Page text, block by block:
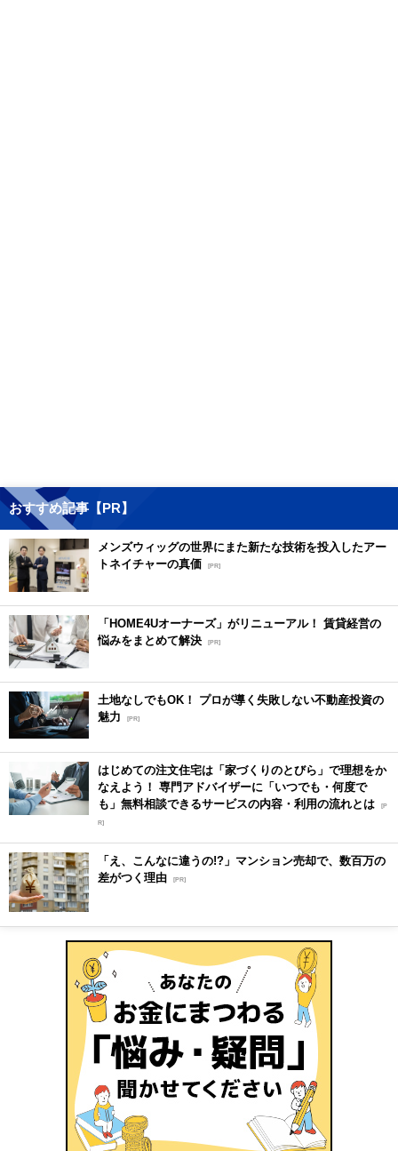
おすすめ記事【PR】
メンズウィッグの世界にまた新たな技術を投入したアー
トネイチャーの真価 [PR]
「HOME4Uオーナーズ」がリニューアル！ 賃貸経営の
悩みをまとめて解決 [PR]
土地なしでもOK！ プロが導く失敗しない不動産投資の
魅力
[PR]
はじめての注文住宅は「家づくりのとびら」で理想をか
なえよう！ 専門アドバイザーに「いつでも・何度で
も」無料相談できるサービスの内容・利用の流れとは [P
R]
「え、こんなに違うの!?」マンション売却で、数百万の
差がつく理由 [PR]